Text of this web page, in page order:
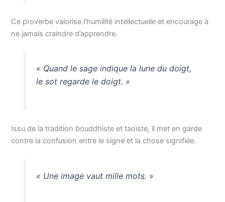
Ce proverbe valorise l’humilité intellectuelle et encourage à
ne jamais craindre d’apprendre.
« Quand le sage indique la lune du doigt,
le sot regarde le doigt. »
Issu de la tradition bouddhiste et taoïste, il met en garde
contre la confusion entre le signe et la chose signifiée.
« Une image vaut mille mots. »